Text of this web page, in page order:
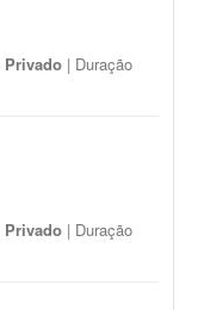
Privado | Duração
Privado | Duração